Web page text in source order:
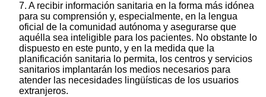
7. A recibir información sanitaria en la forma más idónea
para su comprensión y, especialmente, en la lengua
oficial de la comunidad autónoma y asegurarse que
aquélla sea inteligible para los pacientes. No obstante lo
dispuesto en este punto, y en la medida que la
planificación sanitaria lo permita, los centros y servicios
sanitarios implantarán los medios necesarios para
atender las necesidades lingüísticas de los usuarios
extranjeros.